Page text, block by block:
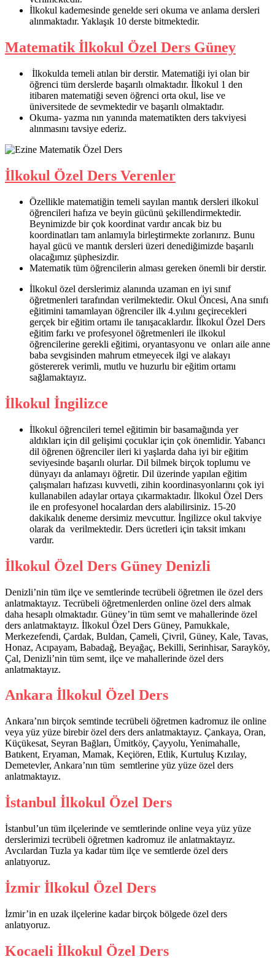
İlkokul kademesinde genelde seri okuma ve anlama dersleri
alınmaktadır. Yaklaşık 10 derste bitmektedir.
Matematik İlkokul Özel Ders Güney
İlkokulda temeli atılan bir derstir. Matematiği iyi olan bir
öğrenci tüm derslerde başarılı olmaktadır. İlkokul 1 den
itibaren matematiği seven öğrenci orta okul, lise ve
üniversitede de sevmektedir ve başarılı olmaktadır.
Okuma- yazma nın yanında matematikten ders takviyesi
alınmasını tavsiye ederiz.
İlkokul Özel Ders Verenler
Özellikle matematiğin temeli sayılan mantık dersleri ilkokul
öğrencileri hafıza ve beyin gücünü şekillendirmektedir.
Beynimizde bir çok koordinat vardır ancak biz bu
koordinatları tam anlamıyla birleştirmekte zorlanırız. Bunu
hayal gücü ve mantık dersleri üzeri denediğimizde başarılı
olacağımız şüphesizdir.
Matematik tüm öğrencilerin alması gereken önemli bir derstir.
İlkokul özel derslerimiz alanında uzaman en iyi sınıf
öğretmenleri tarafından verilmektedir. Okul Öncesi, Ana sınıfı
eğitimini tamamlayan öğrenciler ilk 4.yılını geçirecekleri
gerçek bir eğitim ortamı ile tanışacaklardır. İlkokul Özel Ders
eğitim farkı ve profesyonel öğretmenleri ile ilkokul
öğrencilerine gerekli eğitimi, oryantasyonu ve onları aile anne
baba sevgisinden mahrum etmeyecek ilgi ve alakayı
göstererek verimli, mutlu ve huzurlu bir eğitim ortamı
sağlamaktayız.
İlkokul İngilizce
İlkokul öğrencileri temel eğitimin bir basamağında yer
aldıkları için dil gelişimi çocuklar için çok önemlidir. Yabancı
dil öğrenen öğrenciler ileri ki yaşlarda daha iyi bir eğitim
seviyesinde başarılı olurlar. Dil bilmek birçok toplumu ve
dünyayı da anlamayı öğretir. Dil üzerinde yapılan eğitim
çalışmaları hafızası kuvvetli, zihin koordinasyonlarını çok iyi
kullanabilen adaylar ortaya çıkarmaktadır. İlkokul Özel Ders
ile en profesyonel hocalardan ders alabilirsiniz. 15-20
dakikalık deneme dersimiz mevcuttur. İngilizce okul takviye
olarak da verilmektedir. Ders ücretleri için taksit imkanı
vardır.
İlkokul Özel Ders Güney Denizli
Denizli’nin tüm ilçe ve semtlerinde tecrübeli öğretmen ile özel ders
anlatmaktayız. Tecrübeli öğretmenlerden online özel ders almak
daha hesaplı olmaktadır. Güney’in tüm semt ve mahallerinde özel
ders anlatmaktayız. İlkokul Özel Ders Güney, Pamukkale,
Merkezefendi, Çardak, Buldan, Çameli, Çivril, Güney, Kale, Tavas,
Honaz, Acıpayam, Babadağ, Beyağaç, Bekilli, Serinhisar, Sarayköy,
Çal, Denizli’nin tüm semt, ilçe ve mahallerinde özel ders
anlatmaktayız.
Ankara İlkokul Özel Ders
Ankara’nın birçok semtinde tecrübeli öğretmen kadromuz ile online
veya yüz yüze birebir özel ders ders anlatmaktayız. Çankaya, Oran,
Küçükesat, Seyran Bağları, Ümitköy, Çayyolu, Yenimahalle,
Batıkent, Eryaman, Mamak, Keçiören, Etlik, Kurtuluş Kızılay,
Demetevler, Ankara’nın tüm semtlerine yüz yüze özel ders
anlatmaktayız.
İstanbul İlkokul Özel Ders
İstanbul’un tüm ilçelerinde ve semtlerinde online veya yüz yüze
derslerimizi tecrübeli öğretmen kadromuz ile anlatmaktayız.
Avcılardan Tuzla ya kadar tüm ilçe ve semtlerde özel ders
anlatıyoruz.
İzmir İlkokul Özel Ders
İzmir’in en uzak ilçelerine kadar birçok bölgede özel ders
anlatıyoruz.
Kocaeli İlkokul Özel Ders